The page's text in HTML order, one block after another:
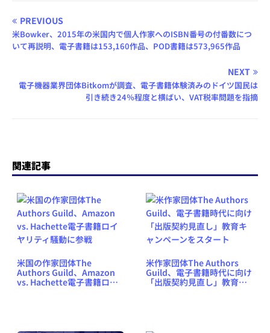
PREVIOUS
米Bowker、2015年の米国内で個人作家へのISBN番号の付番数につ
いて再説明、電子書籍は153,160作品、POD書籍は573,965作品
NEXT
電子機器業界団体Bitkomが調査、電子書籍体験済みのドイツ国民は
引き続き24％程度と横ばい、VAT税率問題を指摘
関連記事
米国の作家団体The
Authors Guild、Amazon
vs. Hachette電子書籍ロイ
米作家団体The Authors
Guild、電子書籍時代に向け
「出版契約見直し」教育キ